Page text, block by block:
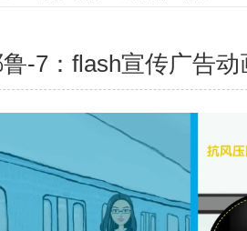
-7：flash宣传广告动